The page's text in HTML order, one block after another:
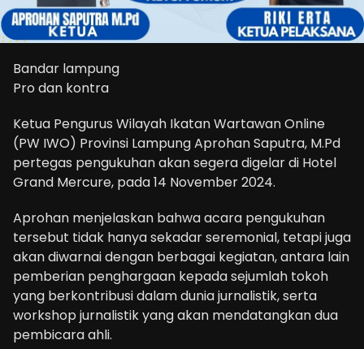
Bandar lampung
Pro dan kontra
Ketua Pengurus Wilayah Ikatan Wartawan Online
(PW IWO) Provinsi Lampung Aprohan Saputra, M.Pd
pertegas pengukuhan akan segera digelar di Hotel
Grand Mercure, pada 14 November 2024.
Aprohan menjelaskan bahwa acara pengukuhan
tersebut tidak hanya sekadar seremonial, tetapi juga
akan diwarnai dengan berbagai kegiatan, antara lain
pemberian penghargaan kepada sejumlah tokoh
yang berkontribusi dalam dunia jurnalistik, serta
workshop jurnalistik yang akan mendatangkan dua
pembicara ahli.